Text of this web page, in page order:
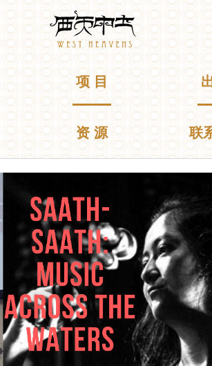
跳
转
到
主
要
内
容
项 目
资 源 联